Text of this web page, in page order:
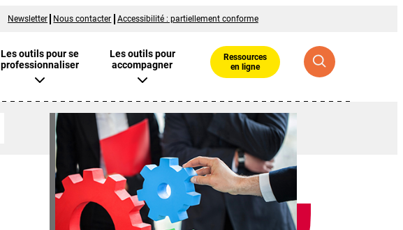
Newsletter Nous contacter Accessibilité : partiellement conforme
Les outils pour se
professionnaliser
Les outils pour
accompagner
Ressources
en ligne